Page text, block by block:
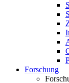
Forschung